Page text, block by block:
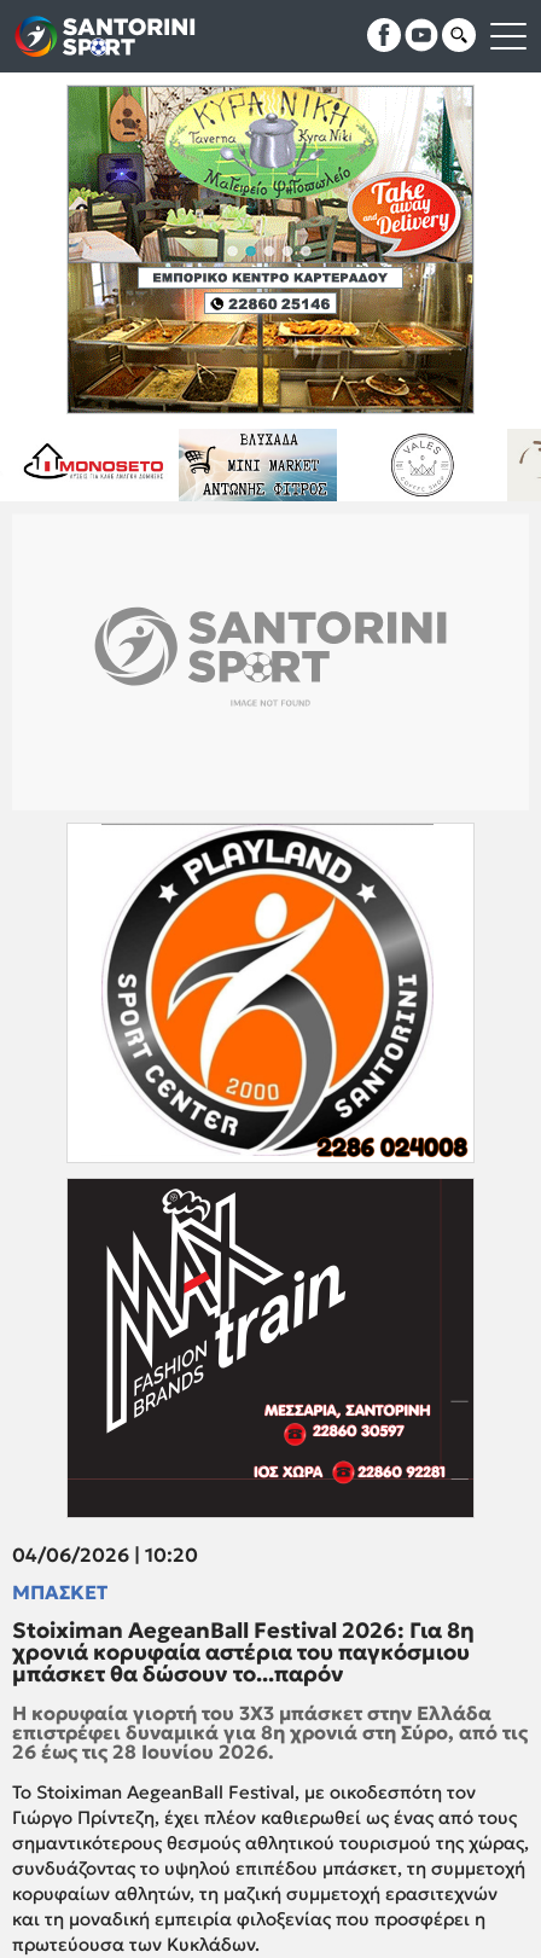
04/06/2026 | 10:20
ΜΠΑΣΚΕΤ
Stoiximan AegeanBall Festival 2026: Για 8η
χρονιά κορυφαία αστέρια του παγκόσμιου
μπάσκετ θα δώσουν το...παρόν
Η κορυφαία γιορτή του 3Χ3 μπάσκετ στην Ελλάδα
επιστρέφει δυναμικά για 8η χρονιά στη Σύρο, από τις
26 έως τις 28 Ιουνίου 2026.
Το Stoiximan AegeanBall Festival, με οικοδεσπότη τον
Γιώργο Πρίντεζη, έχει πλέον καθιερωθεί ως ένας από τους
σημαντικότερους θεσμούς αθλητικού τουρισμού της χώρας,
συνδυάζοντας το υψηλού επιπέδου μπάσκετ, τη συμμετοχή
κορυφαίων αθλητών, τη μαζική συμμετοχή ερασιτεχνών
και τη μοναδική εμπειρία φιλοξενίας που προσφέρει η
πρωτεύουσα των Κυκλάδων.